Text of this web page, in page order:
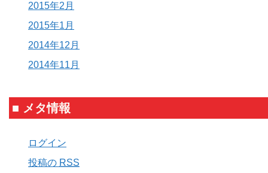
2015年2月
2015年1月
2014年12月
2014年11月
■ メタ情報
ログイン
投稿の RSS